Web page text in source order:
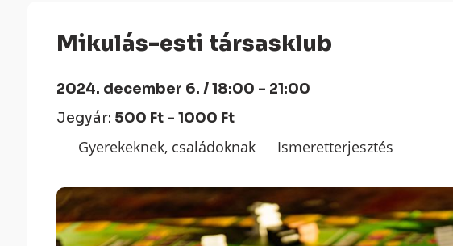
Mikulás-esti társasklub
2024. december 6. / 18:00 - 21:00
Jegyár: 500 Ft - 1000 Ft
Gyerekeknek, családoknak Ismeretterjesztés